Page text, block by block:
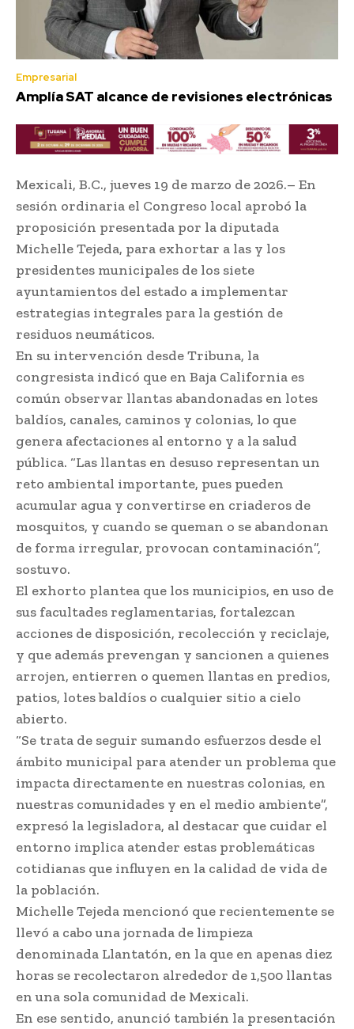
Empresarial
Amplía SAT alcance de revisiones electrónicas
Mexicali, B.C., jueves 19 de marzo de 2026.– En
sesión ordinaria el Congreso local aprobó la
proposición presentada por la diputada
Michelle Tejeda, para exhortar a las y los
presidentes municipales de los siete
ayuntamientos del estado a implementar
estrategias integrales para la gestión de
residuos neumáticos.
En su intervención desde Tribuna, la
congresista indicó que en Baja California es
común observar llantas abandonadas en lotes
baldíos, canales, caminos y colonias, lo que
genera afectaciones al entorno y a la salud
pública. “Las llantas en desuso representan un
reto ambiental importante, pues pueden
acumular agua y convertirse en criaderos de
mosquitos, y cuando se queman o se abandonan
de forma irregular, provocan contaminación”,
sostuvo.
El exhorto plantea que los municipios, en uso de
sus facultades reglamentarias, fortalezcan
acciones de disposición, recolección y reciclaje,
y que además prevengan y sancionen a quienes
arrojen, entierren o quemen llantas en predios,
patios, lotes baldíos o cualquier sitio a cielo
abierto.
“Se trata de seguir sumando esfuerzos desde el
ámbito municipal para atender un problema que
impacta directamente en nuestras colonias, en
nuestras comunidades y en el medio ambiente”,
expresó la legisladora, al destacar que cuidar el
entorno implica atender estas problemáticas
cotidianas que influyen en la calidad de vida de
la población.
Michelle Tejeda mencionó que recientemente se
llevó a cabo una jornada de limpieza
denominada Llantatón, en la que en apenas diez
horas se recolectaron alrededor de 1,500 llantas
en una sola comunidad de Mexicali.
En ese sentido, anunció también la presentación